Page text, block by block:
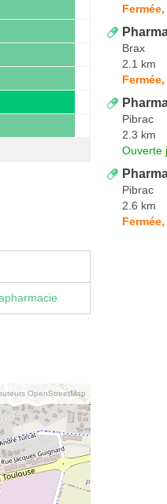
OpenStreetMap
Brax
2.1 km
Pibrac
2.3 km
Ouverte
Pibrac
2.6 km